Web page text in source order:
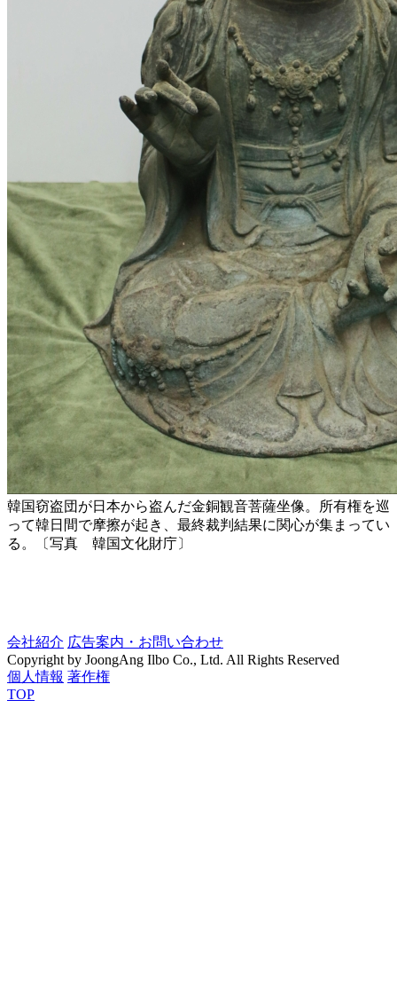
韓国窃盗団が日本から盗んだ金銅観音菩薩坐像。所有権を巡
って韓日間で摩擦が起き、最終裁判結果に関心が集まってい
る。〔写真 韓国文化財庁〕
会社紹介 広告案内・お問い合わせ
Copyright by JoongAng Ilbo Co., Ltd. All Rights Reserved
個人情報 著作権
TOP